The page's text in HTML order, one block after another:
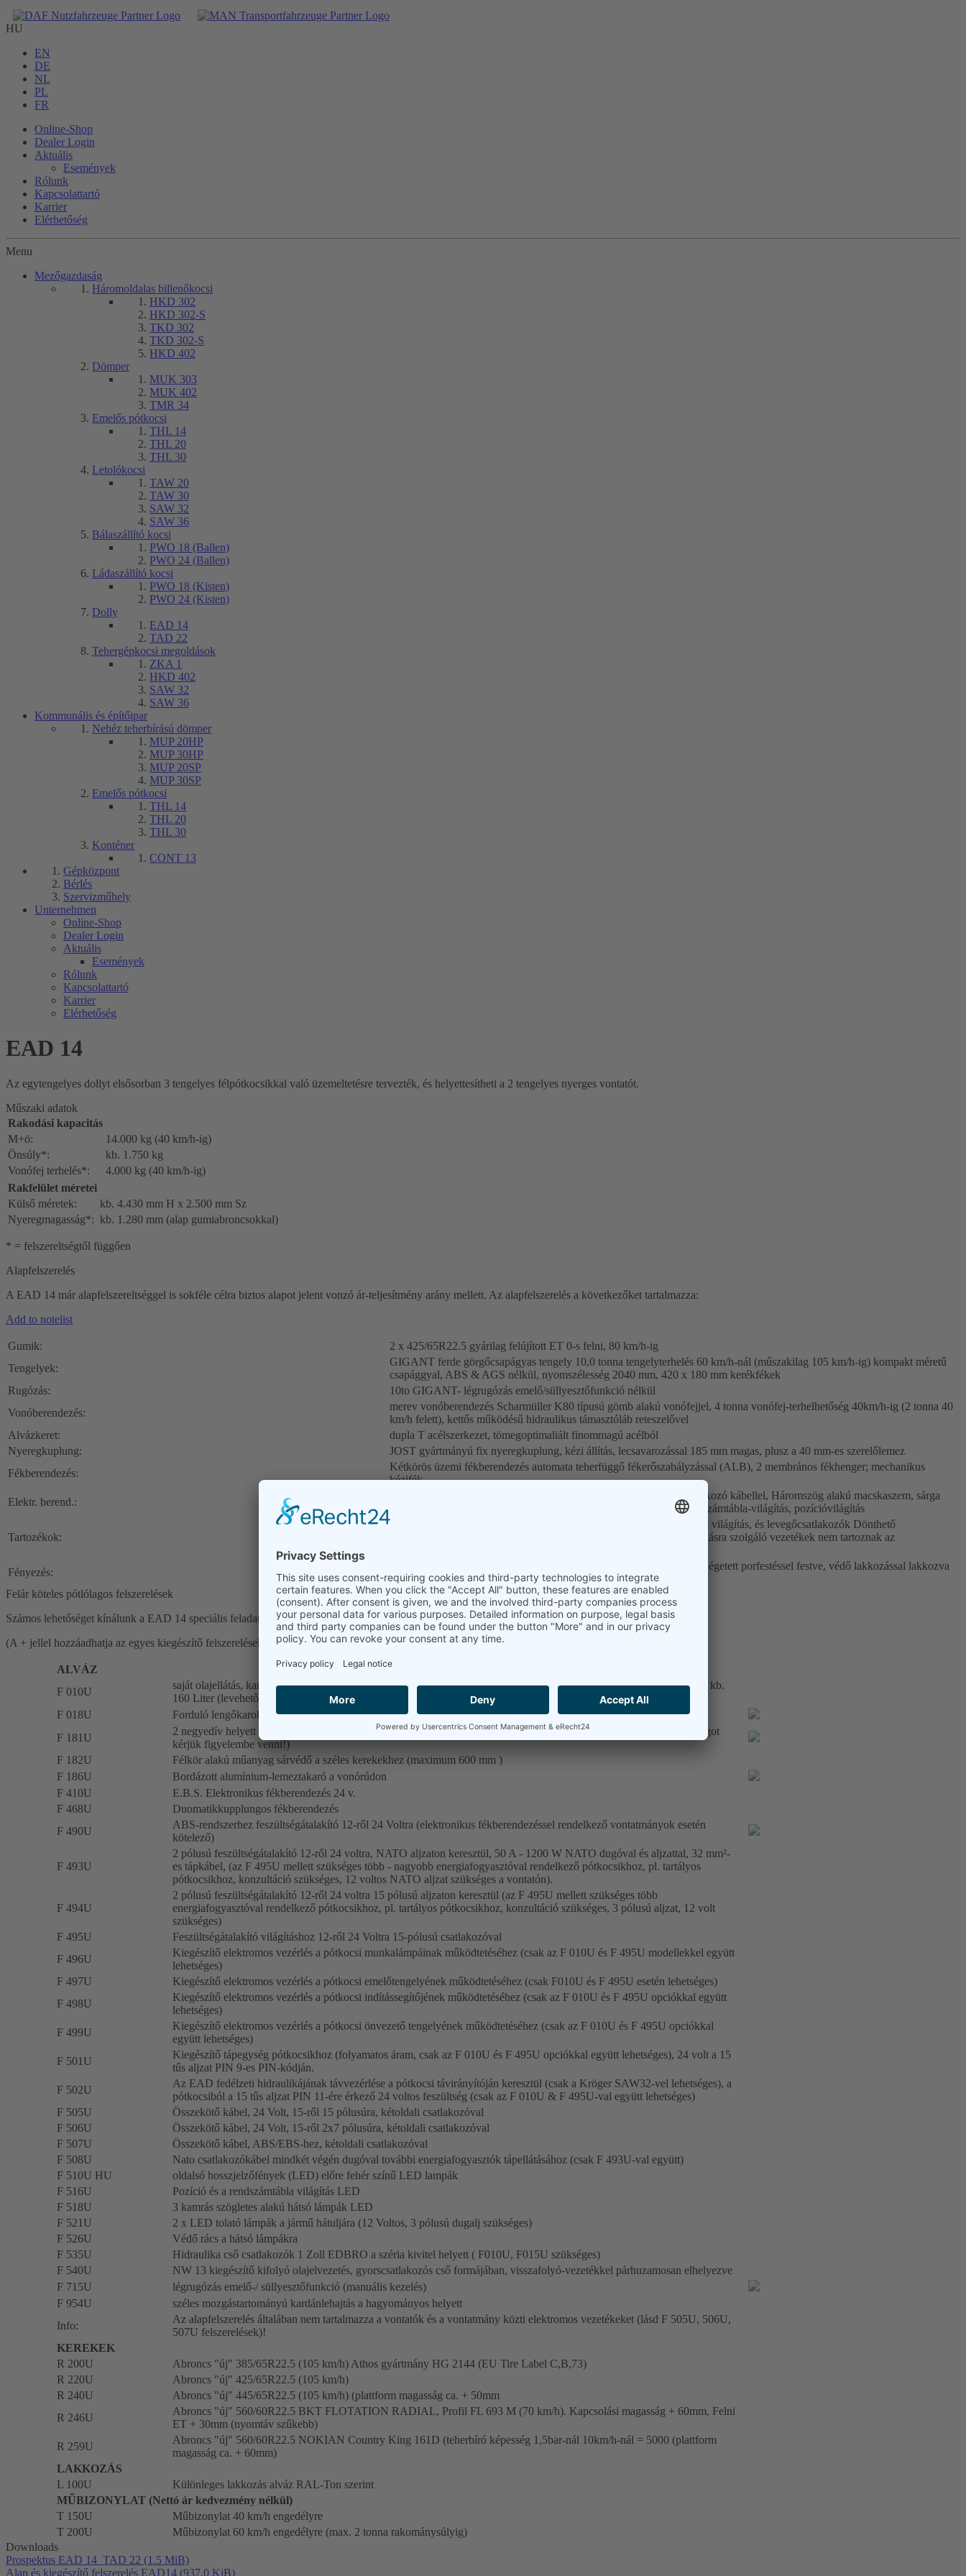
HU
EN
DE
NL
PL
FR
Online-Shop
Dealer Login
Aktuális
Események
Rólunk
Kapcsolattartó
Karrier
Elérhetőség
Menu
Mezőgazdaság
Háromoldalas billenőkocsi
HKD 302
HKD 302-S
TKD 302
TKD 302-S
HKD 402
Dömper
MUK 303
MUK 402
TMR 34
Emelős pótkocsi
THL 14
THL 20
THL 30
Letolókocsi
TAW 20
TAW 30
SAW 32
SAW 36
Bálaszállító kocsi
PWO 18 (Ballen)
PWO 24 (Ballen)
Ládaszállító kocsi
PWO 18 (Kisten)
PWO 24 (Kisten)
Dolly
EAD 14
TAD 22
Tehergépkocsi megoldások
ZKA 1
HKD 402
SAW 32
SAW 36
Kommunális és építőipar
Nehéz teherbírású dömper
MUP 20HP
MUP 30HP
MUP 20SP
MUP 30SP
Emelős pótkocsi
THL 14
THL 20
THL 30
Konténer
CONT 13
Gépközpont
Bérlés
Szervizműhely
Unternehmen
Online-Shop
Dealer Login
Aktuális
Események
Rólunk
Kapcsolattartó
Karrier
Elérhetőség
EAD 14
Az egytengelyes dollyt elsősorban 3 tengelyes félpótkocsikkal való üzemeltetésre tervezték, és helyettesítheti a 2 tengelyes nyerges vontatót.
Műszaki adatok
Rakodási kapacitás
M+ö:
14.000 kg (40 km/h-ig)
Önsúly*:
kb. 1.750 kg
Vonófej terhelés*:
4.000 kg (40 km/h-ig)
Rakfelület méretei
Külső méretek:
kb. 4.430 mm H x 2.500 mm Sz
Nyeregmagasság*: kb. 1.280 mm (alap gumiabroncsokkal)
* = felszereltségtől függően
Alapfelszerelés
A EAD 14 már alapfelszereltséggel is sokféle célra biztos alapot jelent vonzó ár-teljesítmény arány mellett. Az alapfelszerelés a következőket tartalmazza:
Add to notelist
Gumik:
2 x 425/65R22.5 gyárilag felújított ET 0-s felni, 80 km/h-ig
Tengelyek:
GIGANT ferde görgőcsapágyas tengely 10,0 tonna tengelyterhelés 60 km/h-nál (műszakilag 105 km/h-ig) kompakt méretű
csapággyal, ABS & AGS nélkül, nyomszélesség 2040 mm, 420 x 180 mm kerékfékek
Rugózás:
10to GIGANT- légrugózás emelő/süllyesztőfunkció nélkül
Vonóberendezés:
merev vonóberendezés Scharmüller K80 típusú gömb alakú vonófejjel, 4 tonna vonófej-terhelhetőség 40km/h-ig (2 tonna 40
km/h felett), kettős működésű hidraulikus támasztóláb reteszelővel
Alvázkeret:
dupla T acélszerkezet, tömegoptimaliált finommagú acélból
Nyeregkuplung:
JOST gyártmányú fix nyeregkuplung, kézi állítás, lecsavarozással 185 mm magas, plusz a 40 mm-es szerelőlemez
Fékberendezés:
Kétkörös üzemi fékberendezés automata teherfüggő fékerőszabályzással (ALB), 2 membrános fékhenger; mechanikus
kézifék
Elektr. berend.:
KRESZ-előírásoknak megfelelő 12 Voltos berendezés 7-pólusú csatlakozó kábellel, Háromszög alakú macskaszem, sárga
oldalsó fényvisszaverőkkel, 3 kamrás lámpa (gumiszigeteléssel), rendszámtábla-világítás, pozícióvilágítás
Tartozékok:
2 x ék tartóval, műanyag sárvédő (negyedív), szállítandó jármű részére világítás, és levegőcsatlakozók Dönthető
csatlakozótartó valamennyi csatlakozónak Információ: elektromos ellátásra szolgáló vezetékek nem tartoznak az
Fényezés:
szemcse szorva, zsírtalanítva (KTL)kádba merített eljárással alapozva, égetett porfestéssel festve, védő lakkozással lakkozva
alváz: RAL 7021 grafitszürke
Felár köteles pótlólagos felszerelések
Számos lehetőséget kínálunk a EAD 14 speciális feladatokhoz optimalizálására:
(A + jellel hozzáadhatja az egyes kiegészítő felszereléseket a jegyzethez.)
ALVÁZ
F 010U
saját olajellátás, kardántengely-kihajtásról működés, Hidraulikapumpa 130 L/perc (max. 200 Bar-ig), Hidraulikatartály kb.
160 Liter (levehető olajmennyiség kb. 140 Liter), kardántengely, távirányítás
F 018U
Forduló lengőkarok a nyereg elött a pótkocsi hidraulika csöveinek csatlakoztatásához
F 181U
2 negyedív helyett félkörív alakú műanyag sárvédő (csak 445/65R22.5 abroncsméretig lehetséges átfordulási magasságot
kérjük figyelembe venni!)
F 182U
Félkör alakú műanyag sárvédő a széles kerekekhez (maximum 600 mm )
F 186U
Bordázott alumínium-lemeztakaró a vonórúdon
F 410U
E.B.S. Elektronikus fékberendezés 24 v.
F 468U
Duomatikkupplungos fékberendezés
F 490U
ABS-rendszerhez feszültségátalakító 12-ről 24 Voltra (elektronikus fékberendezéssel rendelkező vontatmányok esetén
kötelező)
F 493U
2 pólusú feszültségátalakító 12-ről 24 voltra, NATO aljzaton keresztül, 50 A - 1200 W NATO dugóval és aljzattal, 32 mm²-
es tápkábel, (az F 495U mellett szükséges több - nagyobb energiafogyasztóval rendelkező pótkocsikhoz, pl. tartályos
pótkocsikhoz, konzultáció szükséges, 12 voltos NATO aljzat szükséges a vontatón).
F 494U
2 pólusú feszültségátalakító 12-ről 24 voltra 15 pólusú aljzaton keresztül (az F 495U mellett szükséges több
energiafogyasztóval rendelkező pótkocsikhoz, pl. tartályos pótkocsikhoz, konzultáció szükséges, 3 pólusú aljzat, 12 volt
szükséges)
F 495U
Feszültségátalakító világításhoz 12-ről 24 Voltra 15-pólusú csatlakozóval
F 496U
Kiegészítő elektromos vezérlés a pótkocsi munkalámpáinak működtetéséhez (csak az F 010U és F 495U modellekkel együtt
lehetséges)
F 497U
Kiegészítő elektromos vezérlés a pótkocsi emelőtengelyének működtetéséhez (csak F010U és F 495U esetén lehetséges)
F 498U
Kiegészítő elektromos vezérlés a pótkocsi indítássegítőjének működtetéséhez (csak az F 010U és F 495U opciókkal együtt
lehetséges)
F 499U
Kiegészítő elektromos vezérlés a pótkocsi önvezető tengelyének működtetéséhez (csak az F 010U és F 495U opciókkal
együtt lehetséges)
F 501U
Kiegészítő tápegység pótkocsikhoz (folyamatos áram, csak az F 010U és F 495U opciókkal együtt lehetséges), 24 volt a 15
tűs aljzat PIN 9-es PIN-kódján.
F 502U
Az EAD fedélzeti hidraulikájának távvezérlése a pótkocsi távirányítóján keresztül (csak a Kröger SAW32-vel lehetséges), a
pótkocsiból a 15 tűs aljzat PIN 11-ére érkező 24 voltos feszültség (csak az F 010U & F 495U-val együtt lehetséges)
F 505U
Összekötő kábel, 24 Volt, 15-ről 15 pólusúra, kétoldali csatlakozóval
F 506U
Összekötő kábel, 24 Volt, 15-ről 2x7 pólusúra, kétoldali csatlakozóval
F 507U
Összekötő kábel, ABS/EBS-hez, kétoldali csatlakozóval
F 508U
Nato csatlakozókábel mindkét végén dugóval további energiafogyasztók tápellátásához (csak F 493U-val együtt)
F 510U HU
oldalsó hosszjelzőfények (LED) előre fehér színű LED lampák
F 516U
Pozíció és a rendszámtábla világítás LED
F 518U
3 kamrás szögletes alakú hátsó lámpák LED
F 521U
2 x LED tolató lámpák a jármű hátuljára (12 Voltos, 3 pólusú dugalj szükséges)
F 526U
Védő rács a hátsó lámpákra
F 535U
Hidraulika cső csatlakozók 1 Zoll EDBRO a széria kivitel helyett ( F010U, F015U szükséges)
F 540U
NW 13 kiegészítő kifolyó olajelvezetés, gyorscsatlakozós cső formájában, visszafolyó-vezetékkel párhuzamosan elhelyezve
F 715U
légrugózás emelő-/ süllyesztőfunkció (manuális kezelés)
F 954U
széles mozgástartományú kardánlehajtás a hagyományos helyett
Info:
Az alapfelszerelés általában nem tartalmazza a vontatók és a vontatmány közti elektromos vezetékeket (lásd F 505U, 506U,
507U felszerelések)!
KEREKEK
R 200U
Abroncs "új" 385/65R22.5 (105 km/h) Athos gyártmány HG 2144 (EU Tire Label C,B,73)
R 220U
Abroncs "új" 425/65R22.5 (105 km/h)
R 240U
Abroncs "új" 445/65R22.5 (105 km/h) (plattform magasság ca. + 50mm
R 246U
Abroncs "új" 560/60R22.5 BKT FLOTATION RADIAL, Profil FL 693 M (70 km/h). Kapcsolási magasság + 60mm, Felni
ET + 30mm (nyomtáv szűkebb)
R 259U
Abroncs "új" 560/60R22.5 NOKIAN Country King 161D (teherbíró képesség 1,5bar-nál 10km/h-nál = 5000 (plattform
magasság ca. + 60mm)
LAKKOZÁS
L 100U
Különleges lakkozás alváz RAL-Ton szerint
MŰBIZONYLAT (Nettó ár kedvezmény nélkül)
T 150U
Műbizonylat 40 km/h engedélyre
T 200U
Műbizonylat 60 km/h engedélyre (max. 2 tonna rakománysúlyig)
Downloads
Prospektus EAD 14_TAD 22 (1.5 MiB)
Alap és kiegészítő felszerelés EAD14 (937.0 KiB)